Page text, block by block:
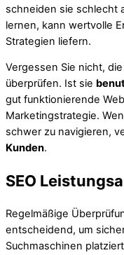
schneiden sie schlecht
lernen, kann wertvolle
Strategien liefern.
Vergessen Sie nicht,
überprüfen. Ist sie
gut funktionierende
Marketingstrategie.
schwer zu navigieren,
Kunden.
SEO
Regelmäßige
entscheidend, um
Suchmaschinen